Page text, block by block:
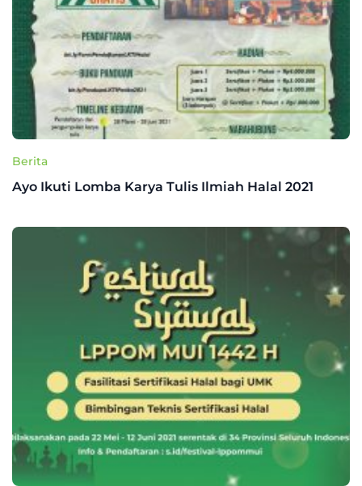
Berita
Ayo Ikuti Lomba Karya Tulis Ilmiah Halal 2021